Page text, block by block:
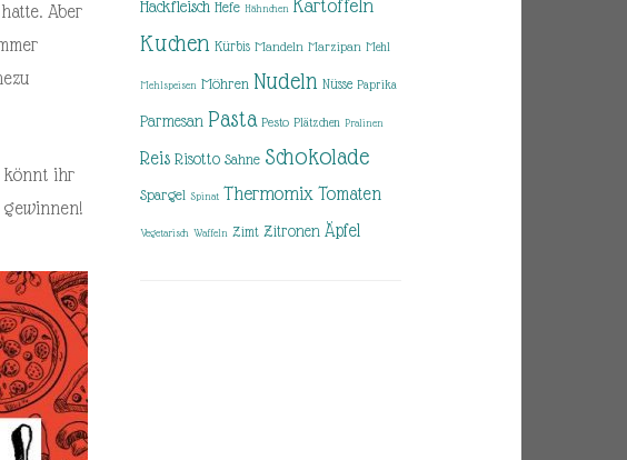
Aber
könnt ihr
gewinnen!
Hackfleisch Hefe Hähnchen Kartoffeln
Kuchen Kürbis Mandeln Marzipan Mehl
Mehlspeisen Möhren Nudeln Nüsse Paprika
Parmesan Pasta Pesto Plätzchen Pralinen
Reis Risotto Sahne Schokolade
Spargel Spinat Thermomix Tomaten
Vegetarisch Waffeln Zimt Zitronen Äpfel